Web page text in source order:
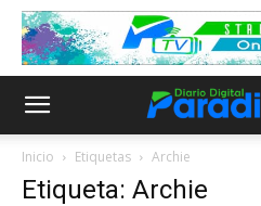
Inicio Etiquetas Archie
Etiqueta: Archie